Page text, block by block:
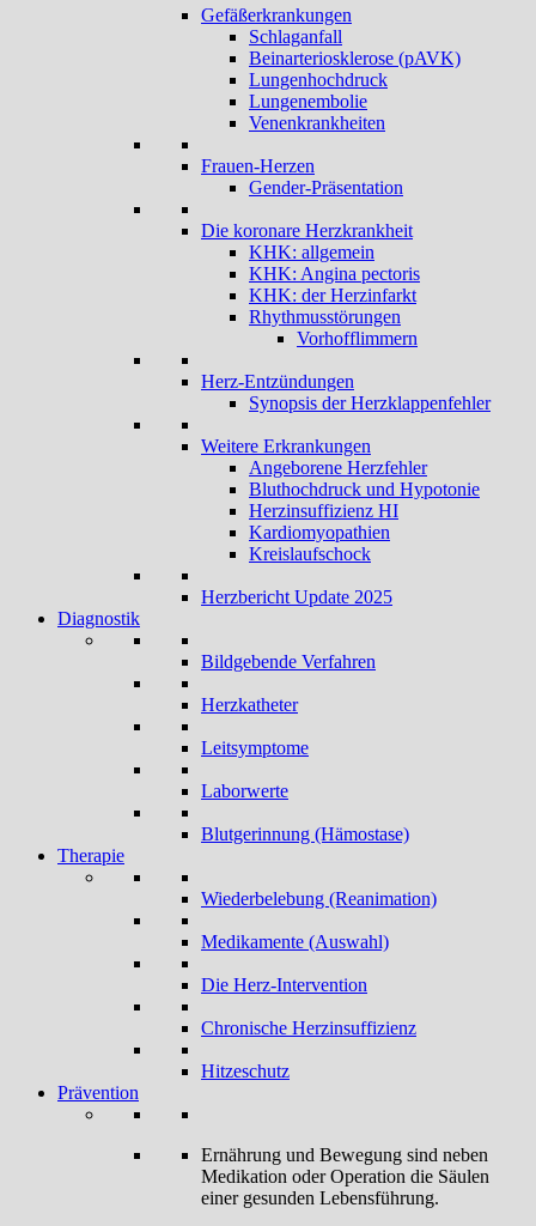
Gefäßerkrankungen
Schlaganfall
Beinarteriosklerose (pAVK)
Lungenhochdruck
Lungenembolie
Venenkrankheiten
Frauen-Herzen
Gender-Präsentation
Die koronare Herzkrankheit
KHK: allgemein
KHK: Angina pectoris
KHK: der Herzinfarkt
Rhythmusstörungen
Vorhofflimmern
Herz-Entzündungen
Synopsis der Herzklappenfehler
Weitere Erkrankungen
Angeborene Herzfehler
Bluthochdruck und Hypotonie
Herzinsuffizienz HI
Kardiomyopathien
Kreislaufschock
Herzbericht Update 2025
Diagnostik
Bildgebende Verfahren
Herzkatheter
Leitsymptome
Laborwerte
Blutgerinnung (Hämostase)
Therapie
Wiederbelebung (Reanimation)
Medikamente (Auswahl)
Die Herz-Intervention
Chronische Herzinsuffizienz
Hitzeschutz
Prävention
Ernährung und Bewegung sind neben
Medikation oder Operation die Säulen
einer gesunden Lebensführung.